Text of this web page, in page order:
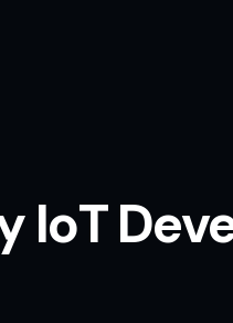
IoT